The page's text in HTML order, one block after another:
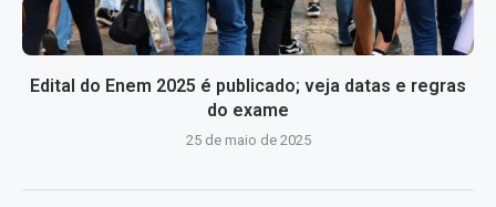
Edital do Enem 2025 é publicado; veja datas e regras
do exame
25 de maio de 2025